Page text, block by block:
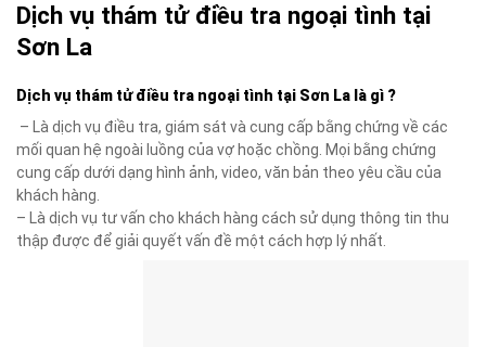
Dịch vụ thám tử điều tra ngoại tình tại
Sơn La
Dịch vụ thám tử điều tra ngoại tình tại Sơn La là gì ?
– Là dịch vụ điều tra, giám sát và cung cấp bằng chứng về các
mối quan hệ ngoài luồng của vợ hoặc chồng. Mọi bằng chứng
cung cấp dưới dạng hình ảnh, video, văn bản theo yêu cầu của
khách hàng.
– Là dịch vụ tư vấn cho khách hàng cách sử dụng thông tin thu
thập được để giải quyết vấn đề một cách hợp lý nhất.